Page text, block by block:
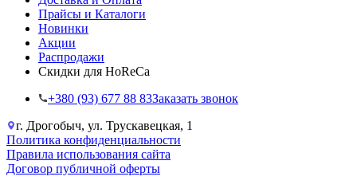
Прайсы и Каталоги
Новинки
Акции
Распродажи
Скидки для HoReCa
+38‎0 (93) 677 88 83Заказать звонок
г. Дрогобыч, ул. Трускавецкая, 1
Политика конфиденциальности
Правила использования сайта
Договор публичной оферты